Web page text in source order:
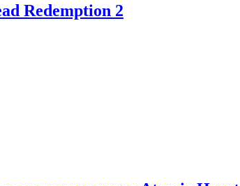
Redemption 2